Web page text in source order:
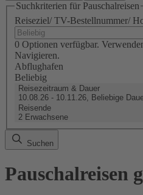
Suchkriterien für Pauschalreisen
Reiseziel/ TV-Bestellnummer/
0 Optionen verfügbar.
Navigieren.
Abflughafen
Beliebig
Reisezeitraum & Dauer
10.08.26 - 10.11.26, Beliebige
Reisende
2 Erwachsene
Suchen
Pauschalreisen